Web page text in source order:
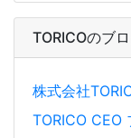
TORICOのブ
株式会社
TORICO CEO